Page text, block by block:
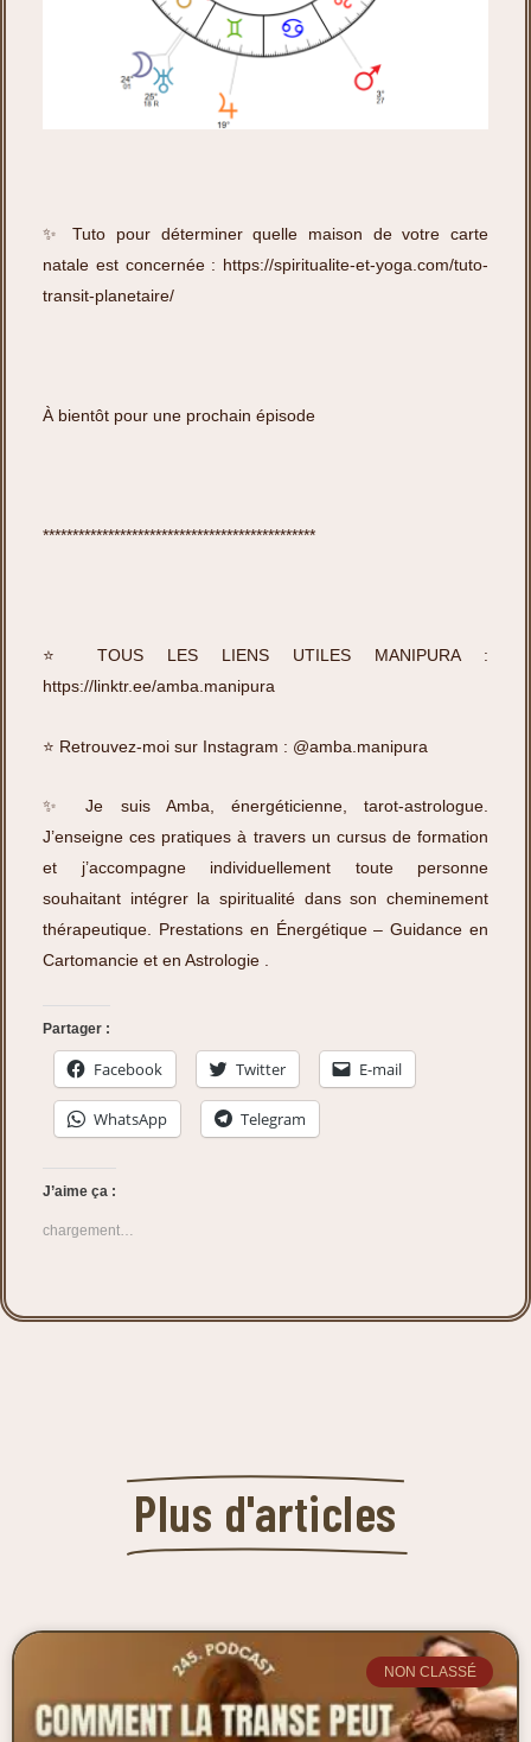
✨ Tuto pour déterminer quelle maison de votre carte
natale est concernée : https://spiritualite-et-yoga.com/tuto-
transit-planetaire/
À bientôt pour une prochain épisode
**********************************************
⭐️ TOUS LES LIENS UTILES MANIPURA :
https://linktr.ee/amba.manipura
⭐️ Retrouvez-moi sur Instagram : @amba.manipura
✨ Je suis Amba, énergéticienne, tarot-astrologue.
J’enseigne ces pratiques à travers un cursus de formation
et j’accompagne individuellement toute personne
souhaitant intégrer la spiritualité dans son cheminement
thérapeutique. Prestations en Énergétique – Guidance en
Cartomancie et en Astrologie
Partager :
Facebook Twitter E-mail
WhatsApp Telegram
J’aime ça :
chargement…
Plus d'articles
NON CLASSÉ